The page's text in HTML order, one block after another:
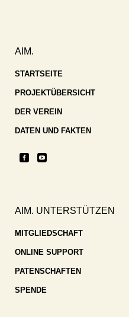
AIM.
STARTSEITE
PROJEKTÜBERSICHT
DER VEREIN
DATEN UND FAKTEN
AIM. UNTERSTÜTZEN
MITGLIEDSCHAFT
ONLINE SUPPORT
PATENSCHAFTEN
SPENDE